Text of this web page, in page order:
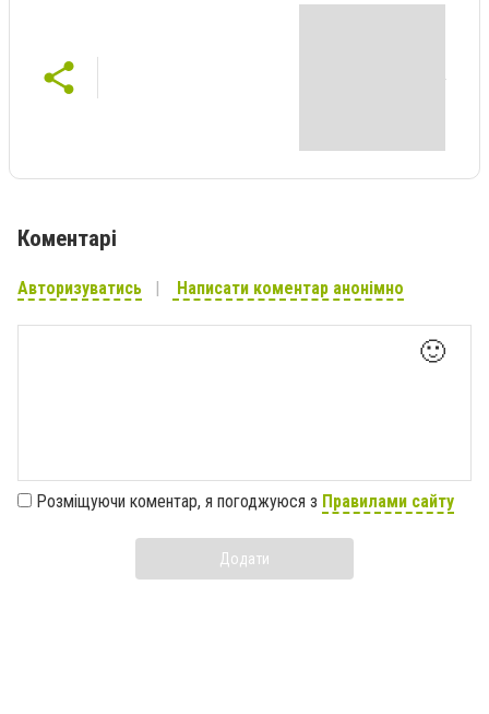
Коментарі
Авторизуватись Написати коментар анонімно
🙂
Розміщуючи коментар, я погоджуюся з Правилами сайту
Додати